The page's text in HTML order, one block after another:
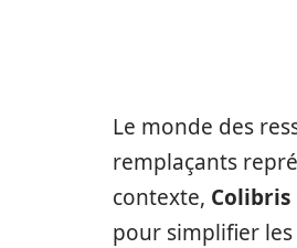
Le monde des
remplaçants
contexte,
pour simplifier